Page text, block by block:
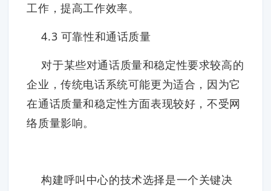
工作，提高工作效率。
4.3 可靠性和通话质量
对于某些对通话质量和稳定性要求较高的
企业，传统电话系统可能更为适合，因为它
在通话质量和稳定性方面表现较好，不受网
络质量影响。
构建呼叫中心的技术选择是一个关键决